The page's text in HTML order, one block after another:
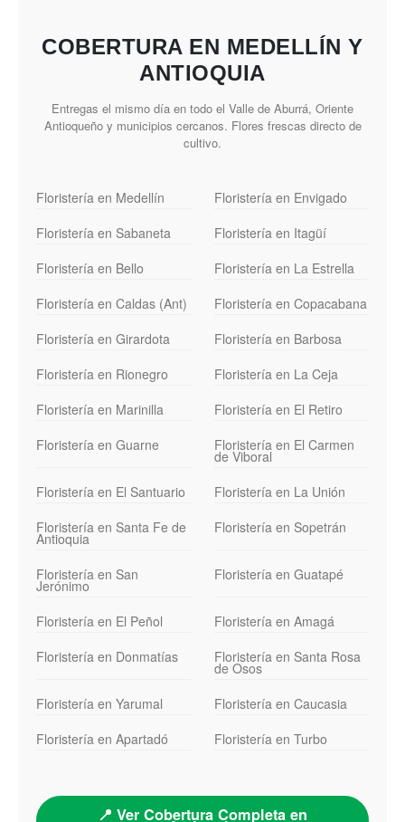
COBERTURA EN MEDELLÍN Y
ANTIOQUIA
Entregas el mismo día en todo el Valle de Aburrá, Oriente
Antioqueño y municipios cercanos. Flores frescas directo de
cultivo.
Floristería en Medellín
Floristería en Envigado
Floristería en Sabaneta
Floristería en Itagüí
Floristería en Bello
Floristería en La Estrella
Floristería en Caldas (Ant)
Floristería en Copacabana
Floristería en Girardota
Floristería en Barbosa
Floristería en Rionegro
Floristería en La Ceja
Floristería en Marinilla
Floristería en El Retiro
Floristería en Guarne
Floristería en El Carmen
de Viboral
Floristería en El Santuario
Floristería en La Unión
Floristería en Santa Fe de
Antioquia
Floristería en Sopetrán
Floristería en San
Jerónimo
Floristería en Guatapé
Floristería en El Peñol
Floristería en Amagá
Floristería en Donmatías
Floristería en Santa Rosa
de Osos
Floristería en Yarumal
Floristería en Caucasia
Floristería en Apartadó
Floristería en Turbo
📍 Ver Cobertura Completa en